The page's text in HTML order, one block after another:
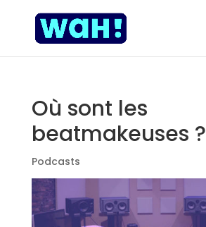
Où sont les
beatmakeuses ?
Podcasts